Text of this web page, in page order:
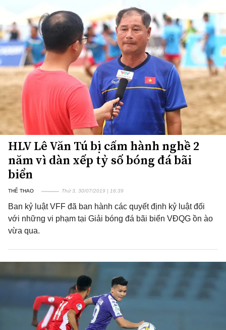
HLV Lê Văn Tú bị cấm hành nghề 2
năm vì dàn xếp tỷ số bóng đá bãi
biển
THỂ THAO Thứ 3, 30/07/2019 | 16:39
Ban kỷ luật VFF đã ban hành các quyết định kỷ luật đối
với những vi phạm tại Giải bóng đá bãi biển VĐQG ồn ào
vừa qua.